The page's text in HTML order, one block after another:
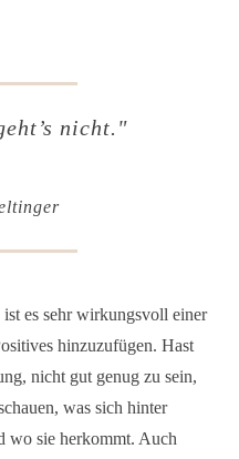
nicht."
es sehr wirkungsvoll einer
hinzuzufügen. Hast
nicht gut genug zu sein,
was sich hinter
wo sie herkommt. Auch